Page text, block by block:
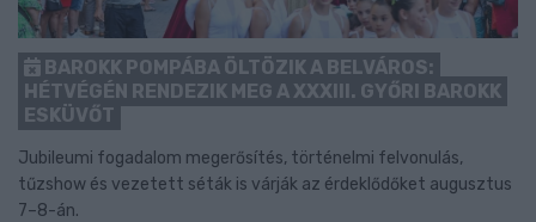
BAROKK POMPÁBA ÖLTÖZIK A BELVÁROS:
HÉTVÉGÉN RENDEZIK MEG A XXXIII. GYŐRI BAROKK
ESKÜVŐT
Jubileumi fogadalom megerősítés, történelmi felvonulás,
tűzshow és vezetett séták is várják az érdeklődőket augusztus
7–8-án.